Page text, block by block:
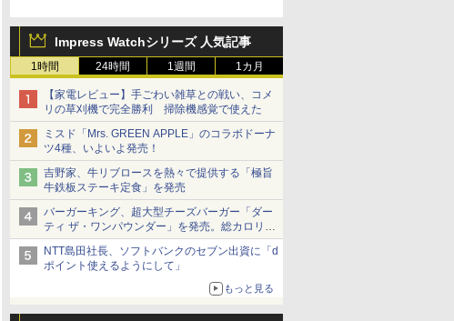
Impress Watchシリーズ 人気記事
1時間 24時間 1週間 1カ月
【家電レビュー】手ごわい雑草との戦い、コメ
リの草刈機で完全勝利 掃除機感覚で使えた
ミスド「Mrs. GREEN APPLE」のコラボドーナ
ツ4種、いよいよ発売！
吉野家、牛リブロースを熱々で提供する「極旨
牛鉄板ステーキ定食」を発売
バーガーキング、超大型チーズバーガー「ダー
ティ ザ・ワンパウンダー」を発売。総カロリー
約1656kcal、総重量約527g！
NTT島田社長、ソフトバンクのセブン出資に「d
ポイント使えるようにして」
もっと見る